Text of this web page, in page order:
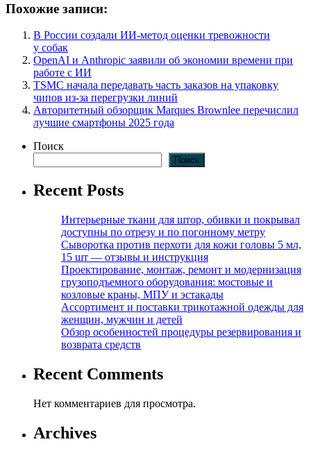
Похожие записи:
В России создали ИИ-метод оценки тревожности
у собак
OpenAI и Anthropic заявили об экономии времени при
работе с ИИ
TSMC начала передавать часть заказов на упаковку
чипов из-за перегрузки линий
Авторитетный обзорщик Marques Brownlee перечислил
лучшие смартфоны 2025 года
Поиск
Поиск
Recent Posts
Интерьерные ткани для штор, обивки и покрывал
доступны по отрезу и по погонному метру
Сыворотка против перхоти для кожи головы 5 мл,
15 шт — отзывы и инструкция
Проектирование, монтаж, ремонт и модернизация
грузоподъемного оборудования: мостовые и
козловые краны, МПУ и эстакады
Ассортимент и поставки трикотажной одежды для
женщин, мужчин и детей
Обзор особенностей процедуры резервирования и
возврата средств
Recent Comments
Нет комментариев для просмотра.
Archives